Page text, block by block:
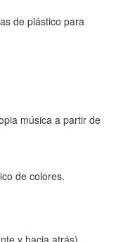
de plástico para
música a partir de
de colores.
y hacia atrás).